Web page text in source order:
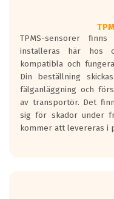
TPMS-sensorer
installeras här hos
kompatibla och
Din beställning
fälganläggning och
av transportör. Det
sig för skador under
kommer att levereras i